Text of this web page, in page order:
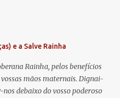
e a Salve Rainha
Rainha, pelos benefícios
mãos maternais. Dignai-
debaixo do vosso poderoso